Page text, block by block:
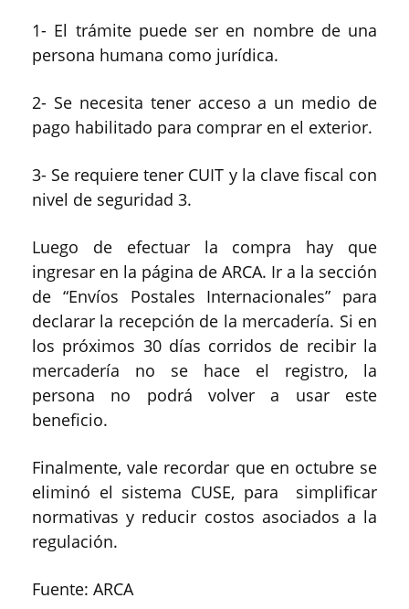
1- El trámite puede ser en nombre de una
persona humana como jurídica.
2- Se necesita tener acceso a un medio de
pago habilitado para comprar en el exterior.
3- Se requiere tener CUIT y la clave fiscal con
nivel de seguridad 3.
Luego de efectuar la compra hay que
ingresar en la página de ARCA. Ir a la sección
de “Envíos Postales Internacionales” para
declarar la recepción de la mercadería. Si en
los próximos 30 días corridos de recibir la
mercadería no se hace el registro, la
persona no podrá volver a usar este
beneficio.
Finalmente, vale recordar que en octubre se
eliminó el sistema CUSE, para simplificar
normativas y reducir costos asociados a la
regulación.
Fuente: ARCA